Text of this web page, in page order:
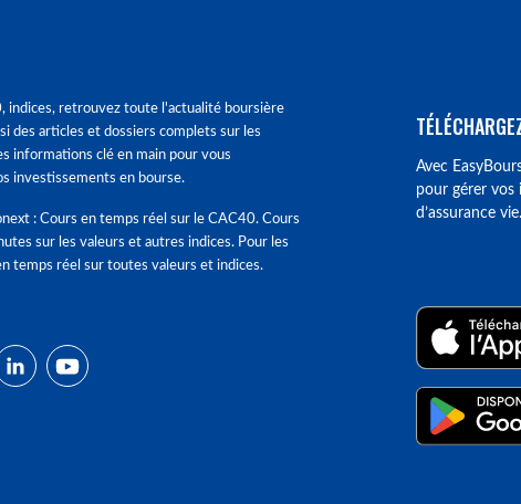
indices, retrouvez toute l'actualité boursière
des articles et dossiers complets sur les
informations clé en main pour vous
investissements en bourse.
: Cours en temps réel sur le CAC40. Cours
sur les valeurs et autres indices. Pour les
temps réel sur toutes valeurs et indices.
Avec
pour gérer vos
d’assurance vie.
en garantissant la conformité avec les réglementations.